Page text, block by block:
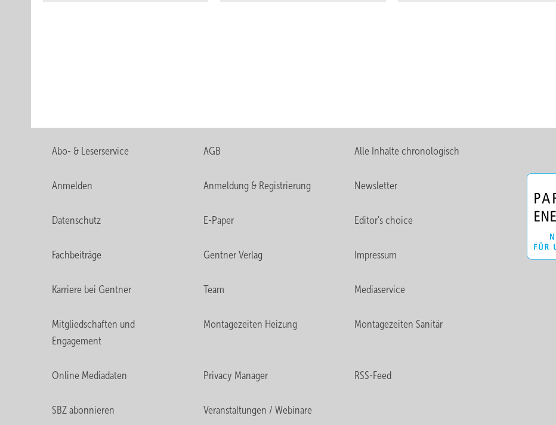
Abo- & Leserservice AGB Alle Inhalte chronologisch
Anmelden Anmeldung & Registrierung Newsletter
Datenschutz E-Paper Editor's choice
Fachbeiträge Gentner Verlag Impressum
Karriere bei Gentner Team Mediaservice
Mitgliedschaften und
Engagement
Montagezeiten Heizung Montagezeiten Sanitär
Online Mediadaten Privacy Manager RSS-Feed
SBZ abonnieren Veranstaltungen / Webinare